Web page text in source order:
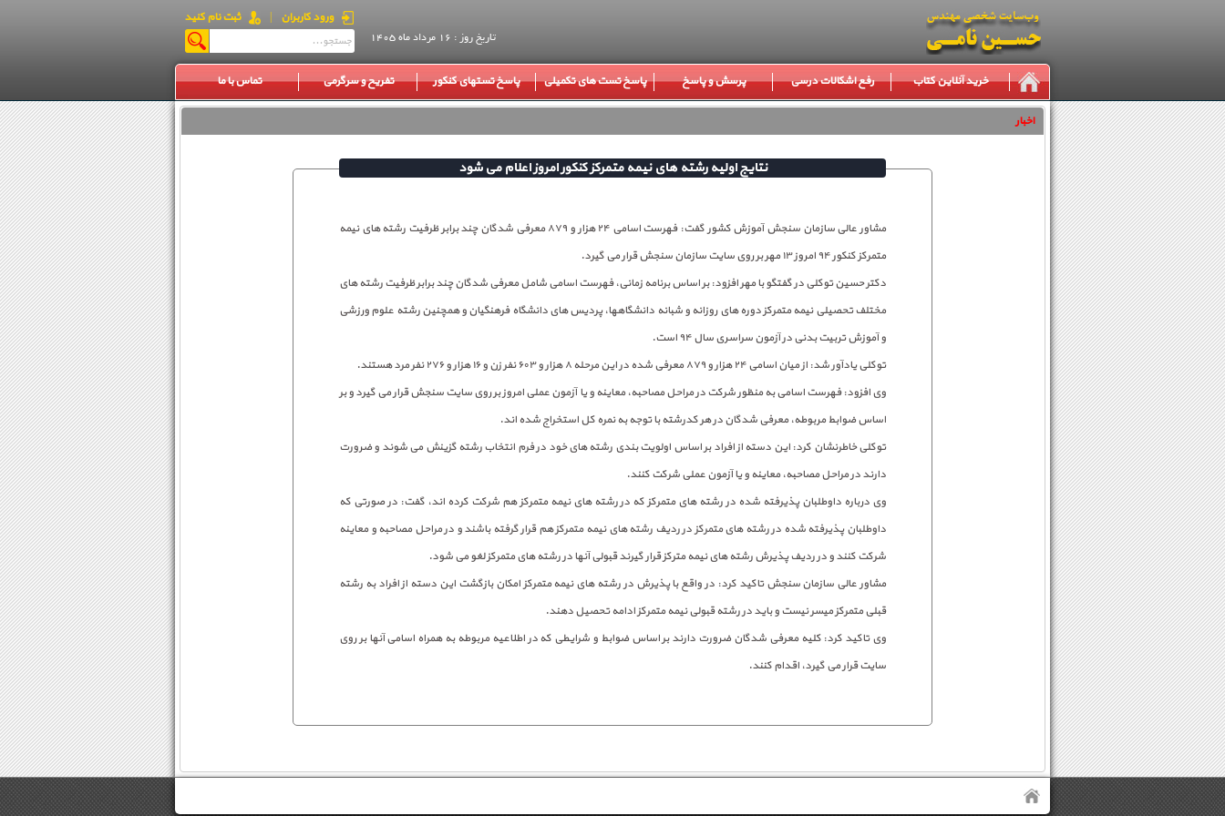
ورود کاربران | ثبت نام کنید
تاریخ روز : 16 مرداد ماه 1405
خرید آنلاین کتاب رفع اشکالات درسی پرسش و پاسخ پاسخ تست های تکمیلی پاسخ تستهای کنکور تفریح و سرگرمی تماس با ما
اخبار
نتایج اولیه رشته های نیمه متمرکز کنکور امروز اعلام می شود
مشاور عالی سازمان سنجش آموزش کشور گفت: فهرست اسامی ۲۴ هزار و ۸۷۹ معرفی شدگان چند برابر ظرفیت رشته های نیمه
متمرکز کنکور ۹۴ امروز ۱۳ مهر بر روی سایت سازمان سنجش قرار می گیرد.
دکتر حسین توکلی در گفتگو با مهر افزود: بر اساس برنامه زمانی، فهرست اسامی شامل معرفی شدگان چند برابر ظرفیت رشته های
مختلف تحصیلی نیمه متمرکز دوره های روزانه و شبانه دانشگاهها، پردیس های دانشگاه فرهنگیان و همچنین رشته علوم ورزشی
و آموزش تربیت بدنی در آزمون سراسری سال ۹۴ است.
توکلی یادآور شد: از میان اسامی ۲۴ هزار و ۸۷۹ معرفی شده در این مرحله ۸ هزار و ۶۰۳ نفر زن و ۱۶ هزار و ۲۷۶ نفر مرد هستند.
وی افزود: فهرست اسامی به منظور شرکت در مراحل مصاحبه، معاینه و یا آزمون عملی امروز بر روی سایت سنجش قرار می گیرد و بر
اساس ضوابط مربوطه، معرفی شدگان در هر کدرشته با توجه به نمره کل استخراج شده اند.
توکلی خاطرنشان کرد: این دسته از افراد بر اساس اولویت بندی رشته های خود در فرم انتخاب رشته گزینش می شوند و ضرورت
دارند در مراحل مصاحبه، معاینه و یا آزمون عملی شرکت کنند.
وی درباره داوطلبان پذیرفته شده در رشته های متمرکز که در رشته های نیمه متمرکز هم شرکت کرده اند، گفت: در صورتی که
داوطلبان پذیرفته شده در رشته های متمرکز در ردیف رشته های نیمه متمرکز هم قرار گرفته باشند و در مراحل مصاحبه و معاینه
شرکت کنند و در ردیف پذیرش رشته های نیمه مترکز قرار گیرند قبولی آنها در رشته های متمرکز لغو می شود.
مشاور عالی سازمان سنجش تاکید کرد: در واقع با پذیرش در رشته های نیمه متمرکز امکان بازگشت این دسته از افراد به رشته
قبلی متمرکز میسر نیست و باید در رشته قبولی نیمه متمرکز ادامه تحصیل دهند.
وی تاکید کرد: کلیه معرفی شدگان ضرورت دارند بر اساس ضوابط و شرایطی که در اطلاعیه مربوطه به همراه اسامی آنها بر روی
سایت قرار می گیرد، اقدام کنند.